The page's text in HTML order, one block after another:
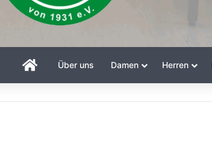
Start Über uns Damen Herren